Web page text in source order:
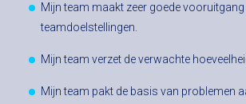
Mijn team maakt zeer goede
teamdoelstellingen.
Mijn team verzet de verwachte
Mijn team pakt de basis van problemen